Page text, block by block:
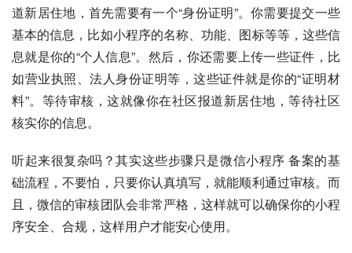
道新居住地，首先需要有一个“身份证明”。你需要提交一些
基本的信息，比如小程序的名称、功能、图标等等，这些信
息就是你的“个人信息”。然后，你还需要上传一些证件，比
如营业执照、法人身份证明等，这些证件就是你的“证明材
料”。等待审核，这就像你在社区报道新居住地，等待社区
核实你的信息。
听起来很复杂吗？其实这些步骤只是微信小程序 备案的基
础流程，不要怕，只要你认真填写，就能顺利通过审核。而
且，微信的审核团队会非常严格，这样就可以确保你的小程
序安全、合规，这样用户才能安心使用。